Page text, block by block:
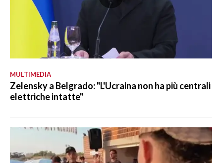
MULTIMEDIA
Zelensky a Belgrado: "L'Ucraina non ha più centrali
elettriche intatte"